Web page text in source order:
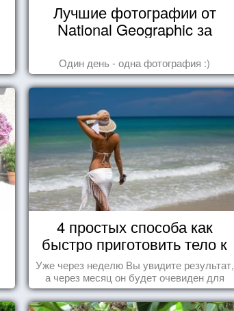
Лучшие фотографии от
National Geographic за
Один день - одна фотография :)
4 простых способа как
быстро приготовить тело к
морю
Уже через неделю Вы увидите результат,
а через месяц он будет очевиден для
всех!